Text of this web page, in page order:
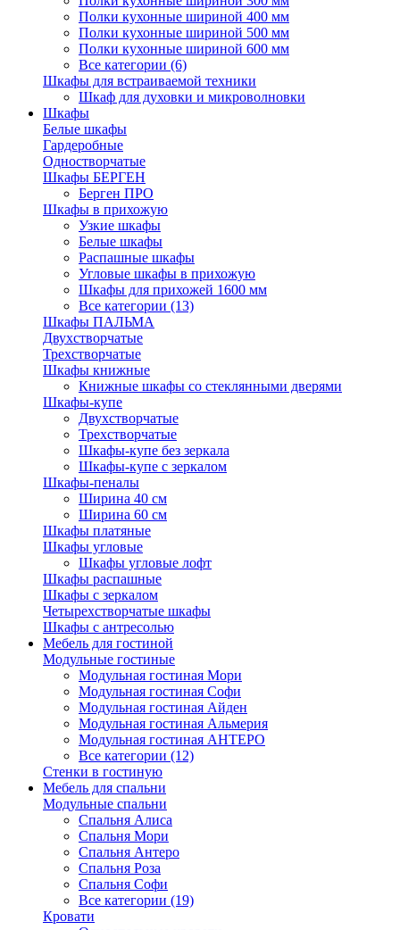
Полки кухонные шириной 400 мм
Полки кухонные шириной 500 мм
Полки кухонные шириной 600 мм
Все категории (6)
Шкафы для встраиваемой техники
Шкаф для духовки и микроволновки
Шкафы
Белые шкафы
Гардеробные
Одностворчатые
Шкафы БЕРГЕН
Берген ПРО
Шкафы в прихожую
Узкие шкафы
Белые шкафы
Распашные шкафы
Угловые шкафы в прихожую
Шкафы для прихожей 1600 мм
Все категории (13)
Шкафы ПАЛЬМА
Двухстворчатые
Трехстворчатые
Шкафы книжные
Книжные шкафы со стеклянными дверями
Шкафы-купе
Двухстворчатые
Трехстворчатые
Шкафы-купе без зеркала
Шкафы-купе с зеркалом
Шкафы-пеналы
Ширина 40 см
Ширина 60 см
Шкафы платяные
Шкафы угловые
Шкафы угловые лофт
Шкафы распашные
Шкафы с зеркалом
Четырехстворчатые шкафы
Шкафы с антресолью
Мебель для гостиной
Модульные гостиные
Модульная гостиная Мори
Модульная гостиная Софи
Модульная гостиная Айден
Модульная гостиная Альмерия
Модульная гостиная АНТЕРО
Все категории (12)
Стенки в гостиную
Мебель для спальни
Модульные спальни
Спальня Алиса
Спальня Мори
Спальня Антеро
Спальня Роза
Спальня Софи
Все категории (19)
Кровати